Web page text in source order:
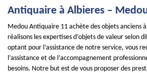
Antiquaire à Albieres –
Medou Antiquaire 11 achète des objets anciens
réalisons les expertises d’objets de valeur selon
optant pour l’assistance de notre service, vous
l’assistance et de l’accompagnement
besoins. Notre but est de vous proposer des